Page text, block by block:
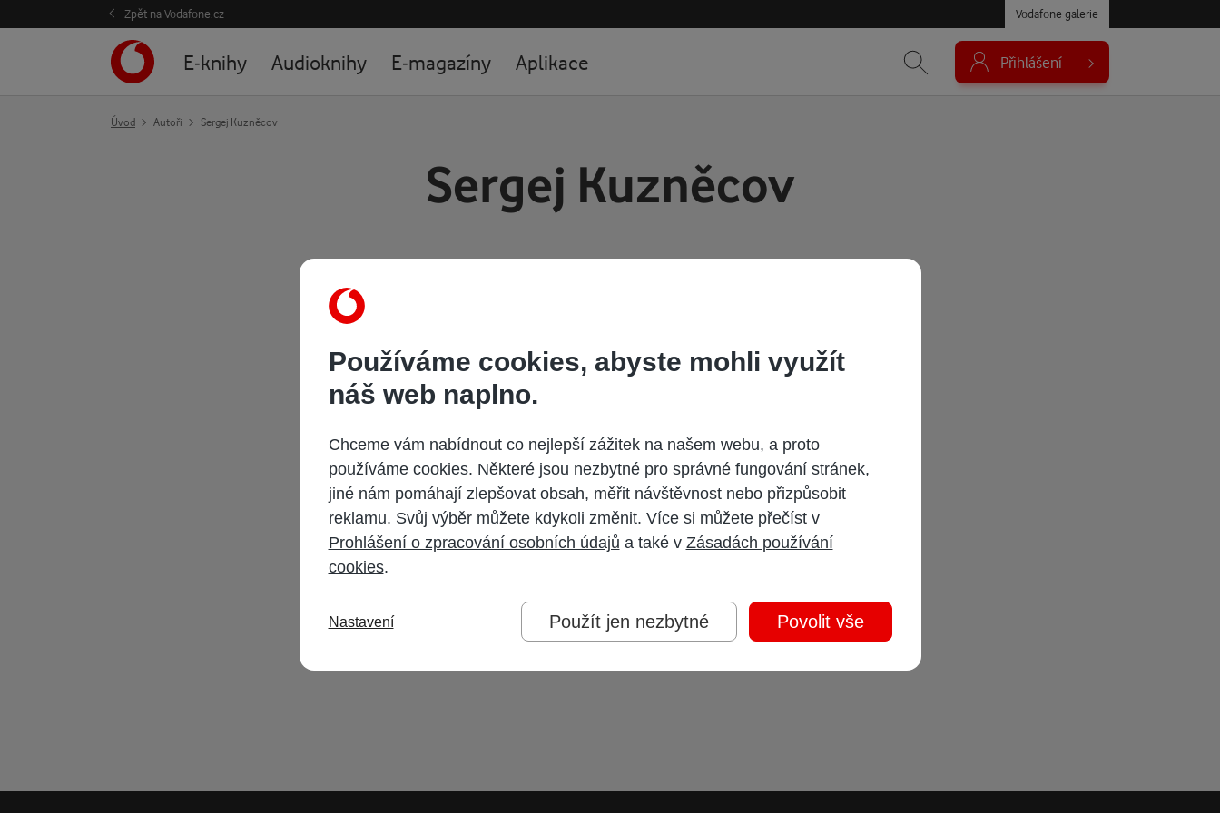
Zpět na Vodafone.cz Vodafone galerie
E-knihy Audioknihy E-magazíny Aplikace Přihlášení
Úvod Autoři Sergej Kuzněcov
Sergej Kuzněcov
Používáme cookies, abyste mohli využít
náš web naplno.
Chceme vám nabídnout co nejlepší zážitek na našem webu, a proto
používáme cookies. Některé jsou nezbytné pro správné fungování stránek,
jiné nám pomáhají zlepšovat obsah, měřit návštěvnost nebo přizpůsobit
reklamu. Svůj výběr můžete kdykoli změnit. Více si můžete přečíst v
Prohlášení o zpracování osobních údajů a také v Zásadách používání
cookies.
Použít jen nezbytné Povolit vše
Nastavení